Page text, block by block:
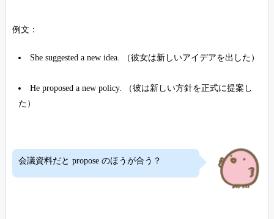
例文：
She suggested a new idea. （彼女は新しいアイデアを出した）
He proposed a new policy. （彼は新しい方針を正式に提案し
た）
会議資料だと propose のほうが合う？